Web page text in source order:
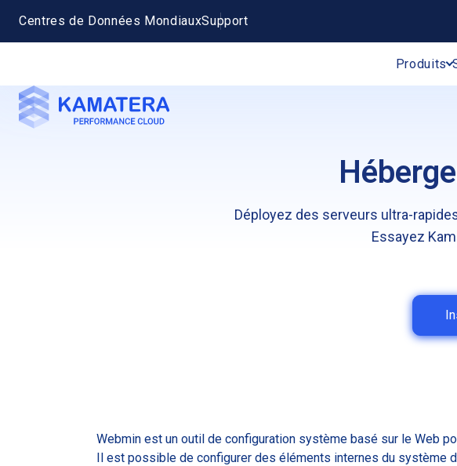
Centres de Données MondiauxSupport
Produits
Déployez des serveurs ultra-
Essayez
Webmin est un outil de configuration système basé sur le Web
Il est possible de configurer des éléments internes du système